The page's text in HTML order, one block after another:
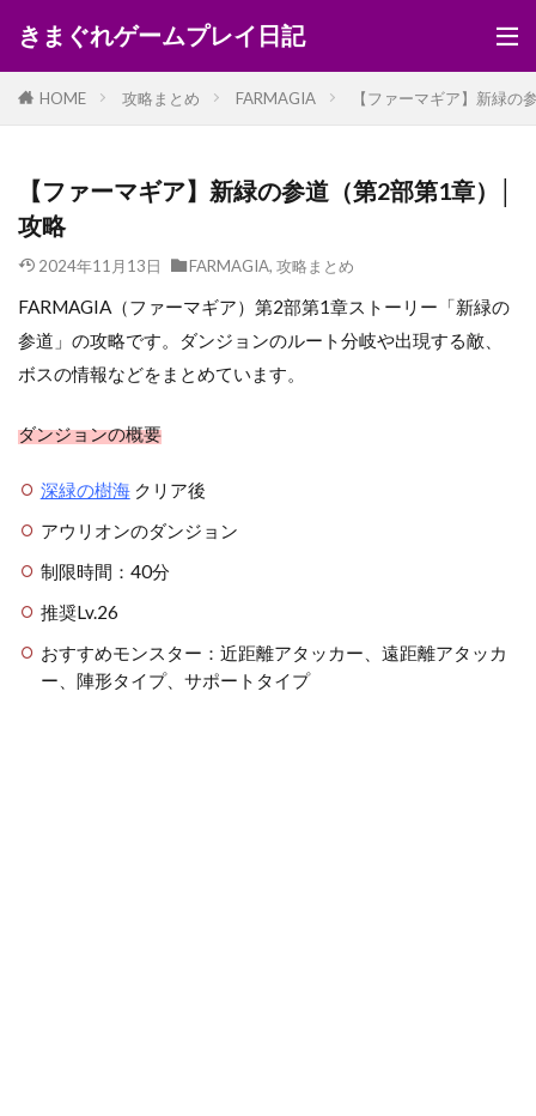
きまぐれゲームプレイ日記
HOME 攻略まとめ FARMAGIA 【ファーマギア】新緑の
【ファーマギア】新緑の参道（第2部第1章）│
攻略
2024年11月13日 FARMAGIA, 攻略まとめ
FARMAGIA（ファーマギア）第2部第1章ストーリー「新緑の
参道」の攻略です。ダンジョンのルート分岐や出現する敵、
ボスの情報などをまとめています。
ダンジョンの概要
深緑の樹海クリア後
アウリオンのダンジョン
制限時間：40分
推奨Lv.26
おすすめモンスター：近距離アタッカー、遠距離アタッカ
ー、陣形タイプ、サポートタイプ